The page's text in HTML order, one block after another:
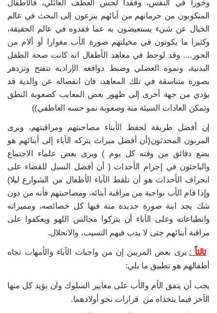
وخورا في النفس، وفقداً لحس العطف العائلي، فالأطفال
المنكوبون من حرمانهم من آبائهم ينزعون إلى البحث في عالم
الخيال عن شيء يستعيضون به عما فقدوه في عالم الحقيقة،
وكثيرا ما يكونون في مخيلتهم صورة الأب مغوارا أو ألام من
الحور.... وقد لوحظ في معاهد الأطفال انه كانت صحة الطفل
البدنية، ونموه العضلي وضبط دوافعه الإرادية تتفتح وتزدهر
بصورة متناسقة في تلك المعاهد، فان انفصاله عن والدية قد
يؤدي من جهة أخرى إلى ظهور بعض المعايب كصعوبة النطق
وتمكن العادات السيئة منة وصعوبة نمو حسه العاطفي))
إن أفضل طريقة لحفظ الأبناء مصاحبتهم ومراقبتهم، ويرى
المربون المحدثون(أن أفضل ميراث يتركه الآباء إلى أبنائهم هو
بضع دقائق من وقته كل يوم ) ويرى بعض علماء الاجتماع
والباحثون في إجرام الأحداث ( أن أفضل السبل للقضاء على
انحراف الأحداث هو أن تلقط الآباء الأطفال من الشوارع ليلا)
وإذا قام الأب بواجبة من مراقبة أبنائه، ومصاحبتهم فأنه من دون
شك يجد ابنة صورة جديدة منة فيها كل خصائصه، ومميزاته
وانطباعاته وعلى الآباء أن يتركوا مجالس اللهو ويعكفوا على
مراقبة أبنائهم حتى لا يدب فيهم التسيب، والانحلال.
ثالثاً : يرى بعض المربين إن من واجبات الآباء والأمهات تجاه
أطفالهم هو تطبيق ما يلي:
يجب أن يتفق الأم والأب على معايير السلوك وان يؤيد كل منها
الآخر فيما يتخذاه من قرارات نحو أولادهما.